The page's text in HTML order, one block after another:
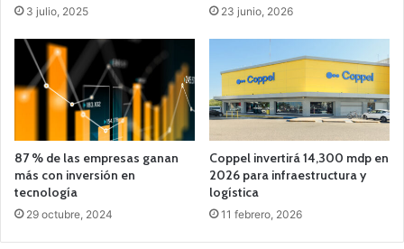
3 julio, 2025 23 junio, 2026
87 % de las empresas ganan
más con inversión en
tecnología
29 octubre, 2024
Coppel invertirá 14,300 mdp en
2026 para infraestructura y
logística
11 febrero, 2026